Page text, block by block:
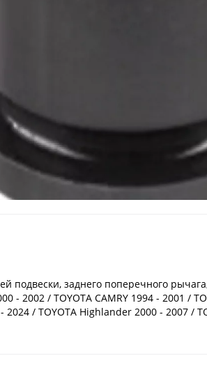
подвески, заднего поперечного
- 2002 / TOYOTA CAMRY 1994 - 2001 /
2024 / TOYOTA Highlander 2000 - 2007 /